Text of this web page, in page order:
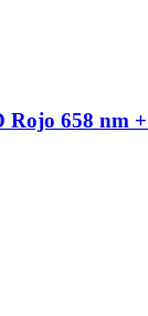
658 nm